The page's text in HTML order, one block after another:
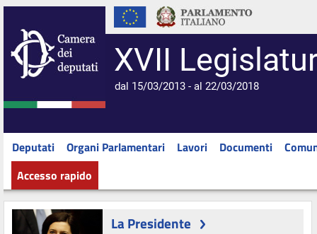
XVII
dal 15/03/2013 - al 22/03/2018
Deputati Organi Parlamentari Lavori Documenti
Accesso rapido
La Presidente